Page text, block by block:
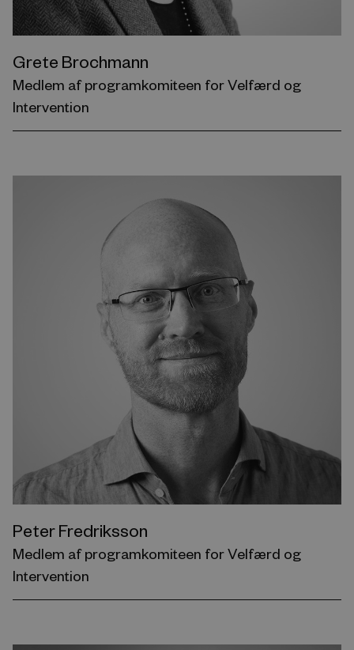
Grete Brochmann
Medlem af programkomiteen for Velfærd og
Intervention
Peter Fredriksson
Medlem af programkomiteen for Velfærd og
Intervention